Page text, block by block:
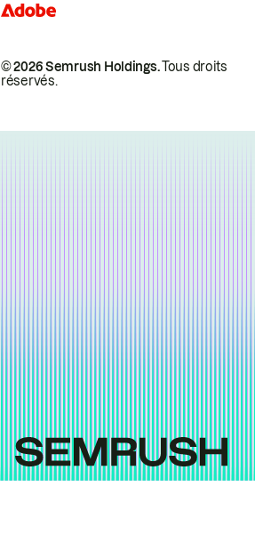
© 2026 Semrush Holdings.Tous droits
réservés.